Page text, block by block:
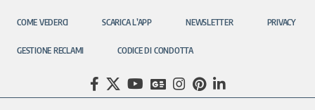
COME VEDERCI SCARICA L’APP NEWSLETTER PRIVACY
GESTIONE RECLAMI CODICE DI CONDOTTA